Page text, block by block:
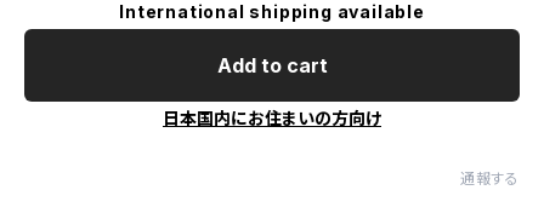
International shipping available
Add to cart
日本国内にお住まいの方向け
通報する